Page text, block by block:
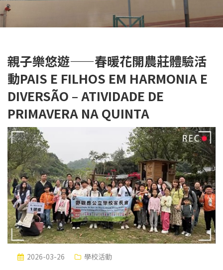
親子樂悠遊——春暖花開農莊體驗活
動PAIS E FILHOS EM HARMONIA E
DIVERSÃO – ATIVIDADE DE
PRIMAVERA NA QUINTA
2026-03-26 學校活動